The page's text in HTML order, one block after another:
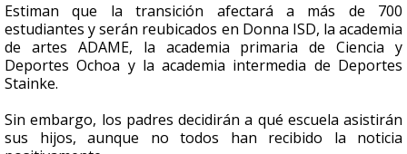
Estiman que la transición afectará a más de 700
estudiantes y serán reubicados en Donna ISD, la academia
de artes ADAME, la academia primaria de Ciencia y
Deportes Ochoa y la academia intermedia de Deportes
Stainke.
Sin embargo, los padres decidirán a qué escuela asistirán
sus hijos, aunque no todos han recibido la noticia